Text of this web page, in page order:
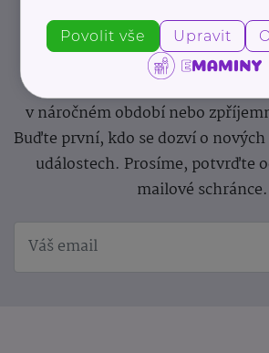
podpora pro rodiče i sdílení
Newsletter webu eMaminy.cz.
odběru a čtěte o tématech,
v náročném období nebo
Buďte první, kdo se dozví o
událostech. Prosíme, potvrďte
mailové schránce.
Povolit vše Upravit